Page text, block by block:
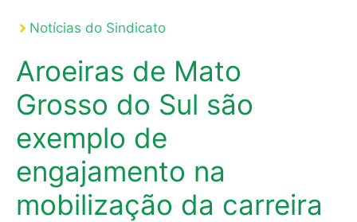
Notícias do Sindicato
Aroeiras de Mato
Grosso do Sul são
exemplo de
engajamento na
mobilização da carreira